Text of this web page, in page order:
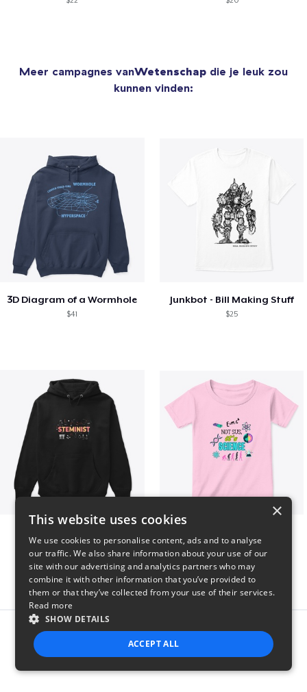
Meer campagnes vanWetenschap die je leuk zou
kunnen vinden:
3D Diagram of a Wormhole
$41
Junkbot - Bill Making Stuff
$25
Report this product
×
This website uses cookies
We use cookies to personalise content, ads and to analyse
our traffic. We also share information about your use of our
site with our advertising and analytics partners who may
combine it with other information that you’ve provided to
them or that they’ve collected from your use of their services.
Read more
SHOW DETAILS
ACCEPT ALL
STRICTLY NECESSARY PERFORMANCE